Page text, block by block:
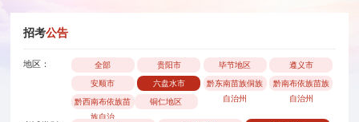
招考公告
地区： 全部 贵阳市 毕节地区 遵义市
安顺市 六盘水市
黔东南苗族侗族
自治州
黔南布依族苗族
自治州
黔西南布依族苗
族自治
铜仁地区